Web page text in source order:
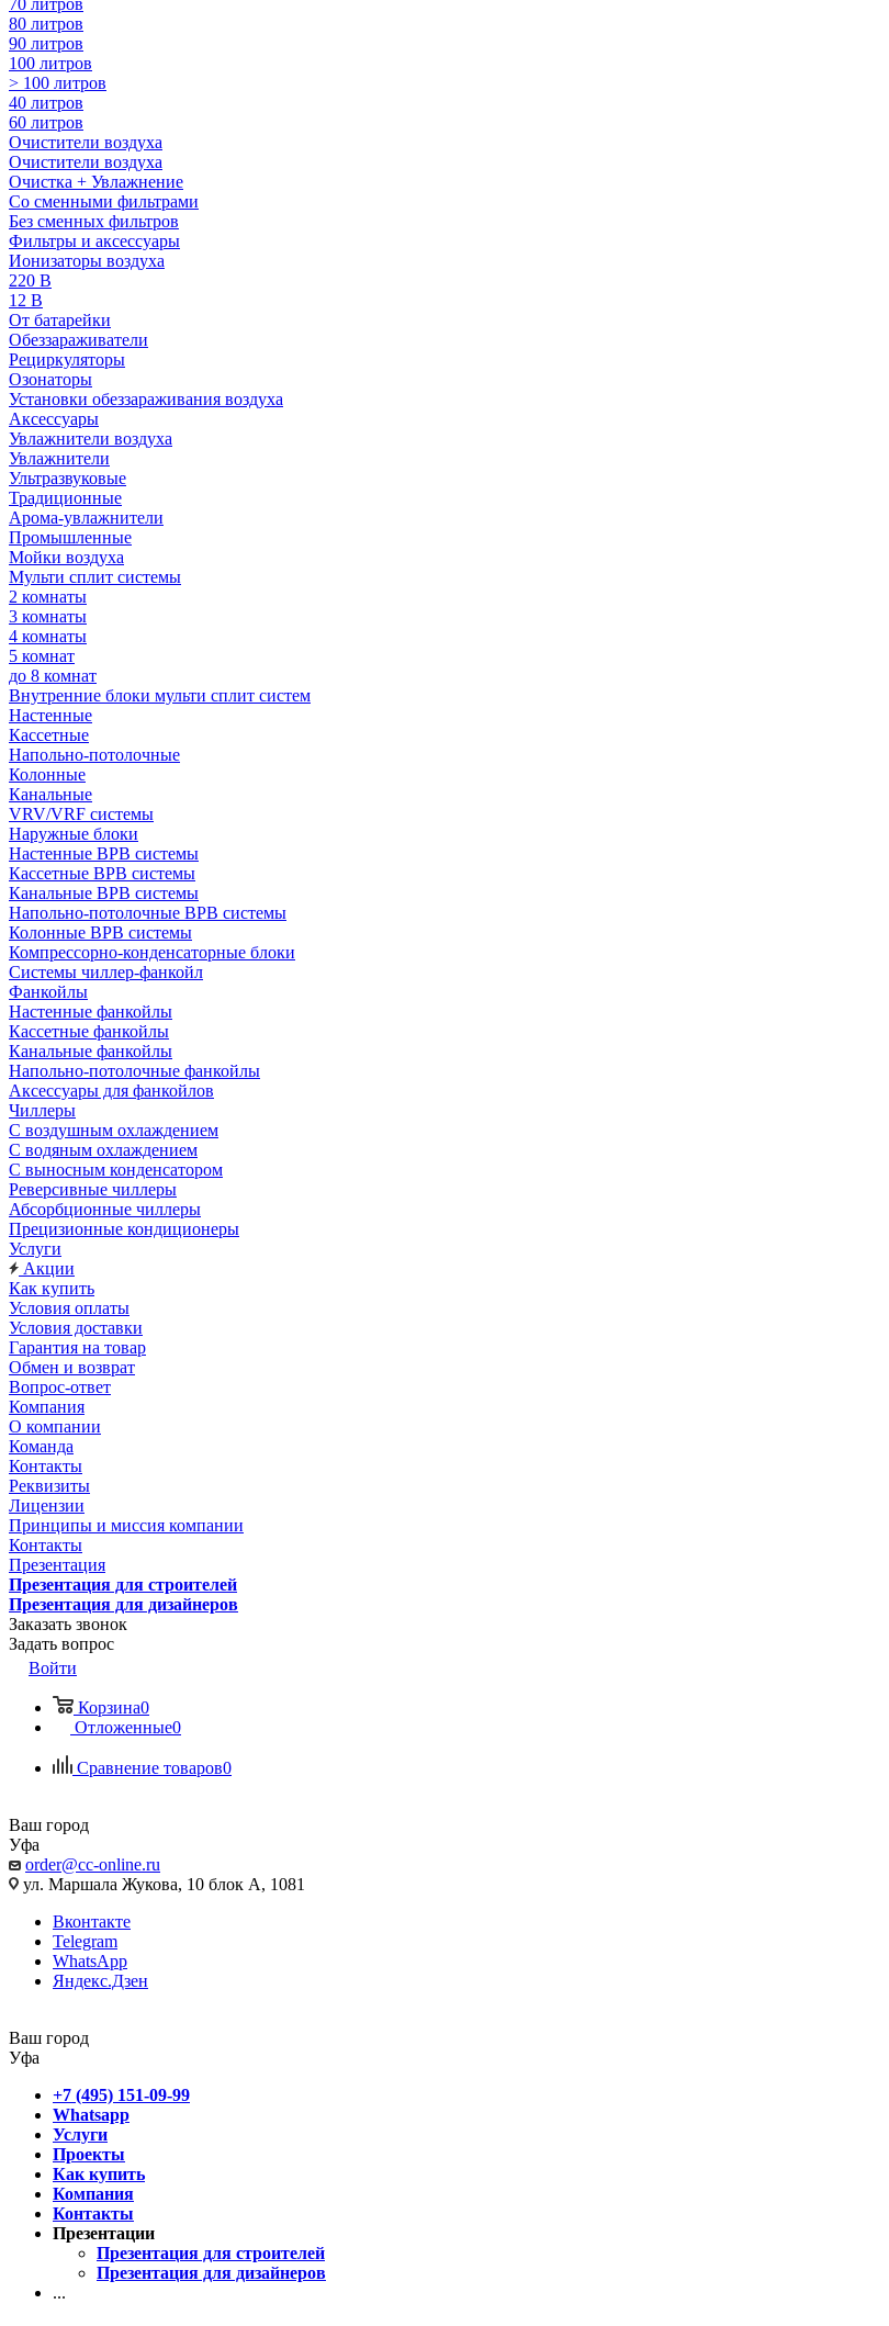
70 литров
80 литров
90 литров
100 литров
> 100 литров
40 литров
60 литров
Очистители воздуха
Очистители воздуха
Очистка + Увлажнение
Cо сменными фильтрами
Без сменных фильтров
Фильтры и аксессуары
Ионизаторы воздуха
220 В
12 В
От батарейки
Обеззараживатели
Рециркуляторы
Озонаторы
Установки обеззараживания воздуха
Аксессуары
Увлажнители воздуха
Увлажнители
Ультразвуковые
Традиционные
Арома-увлажнители
Промышленные
Мойки воздуха
Мульти сплит системы
2 комнаты
3 комнаты
4 комнаты
5 комнат
до 8 комнат
Внутренние блоки мульти сплит систем
Настенные
Кассетные
Напольно-потолочные
Колонные
Канальные
VRV/VRF системы
Наружные блоки
Настенные ВРВ системы
Кассетные ВРВ системы
Канальные ВРВ системы
Напольно-потолочные ВРВ системы
Колонные ВРВ системы
Компрессорно-конденсаторные блоки
Системы чиллер-фанкойл
Фанкойлы
Настенные фанкойлы
Кассетные фанкойлы
Канальные фанкойлы
Напольно-потолочные фанкойлы
Аксессуары для фанкойлов
Чиллеры
С воздушным охлаждением
С водяным охлаждением
С выносным конденсатором
Реверсивные чиллеры
Абсорбционные чиллеры
Прецизионные кондиционеры
Услуги
Акции
Как купить
Условия оплаты
Условия доставки
Гарантия на товар
Обмен и возврат
Вопрос-ответ
Компания
О компании
Команда
Контакты
Реквизиты
Лицензии
Принципы и миссия компании
Контакты
Презентация
Презентация для строителей
Презентация для дизайнеров
Заказать звонок
Задать вопрос
Войти
Корзина0
Отложенные0
Сравнение товаров0
Ваш город
Уфа
order@cc-online.ru
ул. Маршала Жукова, 10 блок А, 1081
Вконтакте
Telegram
WhatsApp
Яндекс.Дзен
Ваш город
Уфа
+7 (495) 151-09-99
Whatsapp
Услуги
Проекты
Как купить
Компания
Контакты
Презентации
Презентация для строителей
Презентация для дизайнеров
...